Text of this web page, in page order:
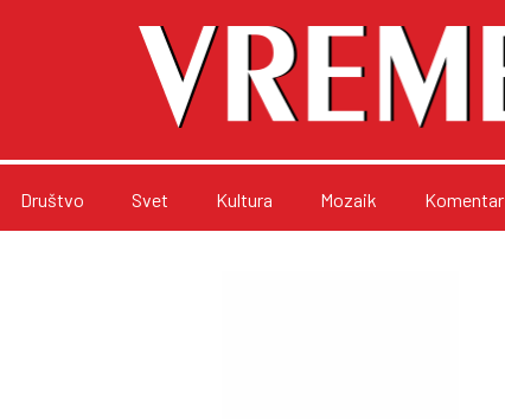
Društvo Svet Kultura Mozaik Komentar